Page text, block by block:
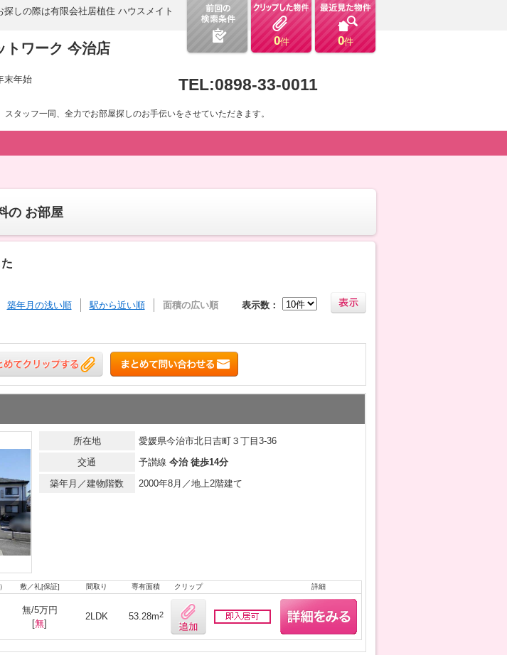
0件 0件
しの際は有限会社居植住 ハウスメイト
トワーク 今治店
末年始 TEL:0898-33-0011
タッフ一同、全力でお部屋探しのお手伝いをさせていただきます。
の お部屋
築年月の浅い順 駅から近い順 面積の広い順 表示数：
所在地
愛媛県今治市北日吉町３丁目3-36
交通
予讃線 今治 徒歩14分
築年月／建物階数
2000年8月／地上2階建て
敷／礼[保証] 間取り 専有面積 クリップ 詳細
無/5万円
[無]
2LDK 53.28m2